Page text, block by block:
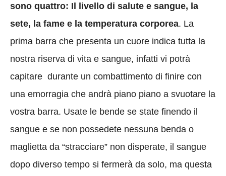
sono quattro: Il livello di salute e sangue, la
sete, la fame e la temperatura corporea. La
prima barra che presenta un cuore indica tutta la
nostra riserva di vita e sangue, infatti vi potrà
capitare durante un combattimento di finire con
una emorragia che andrà piano piano a svuotare la
vostra barra. Usate le bende se state finendo il
sangue e se non possedete nessuna benda o
maglietta da “stracciare” non disperate, il sangue
dopo diverso tempo si fermerà da solo, ma questa